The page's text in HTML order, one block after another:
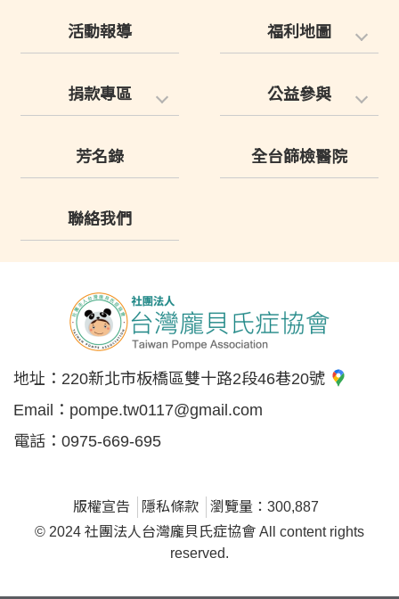
活動報導 福利地圖
捐款專區 公益參與
芳名錄 全台篩檢醫院
聯絡我們
地址： 220新北市板橋區雙十路2段46巷20號
Email： pompe.tw0117@gmail.com
電話： 0975-669-695
版權宣告 隱私條款
瀏覽量：300,887
© 2024 社團法人台灣龐貝氏症協會 All content rights
reserved.